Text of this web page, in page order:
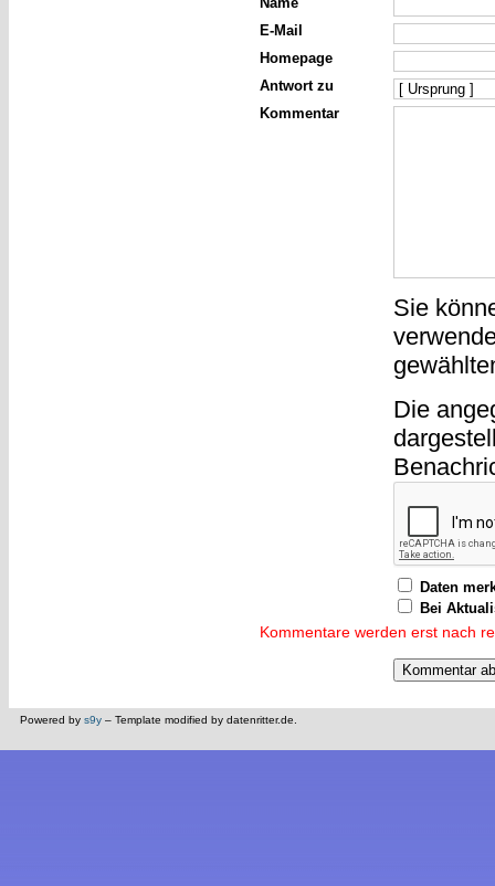
E-Mail
Homepage
Antwort zu
Kommentar
Sie
Die
Daten
Bei
Kommentare werden erst nach
Powered by s9y – Template modified by datenritter.de.